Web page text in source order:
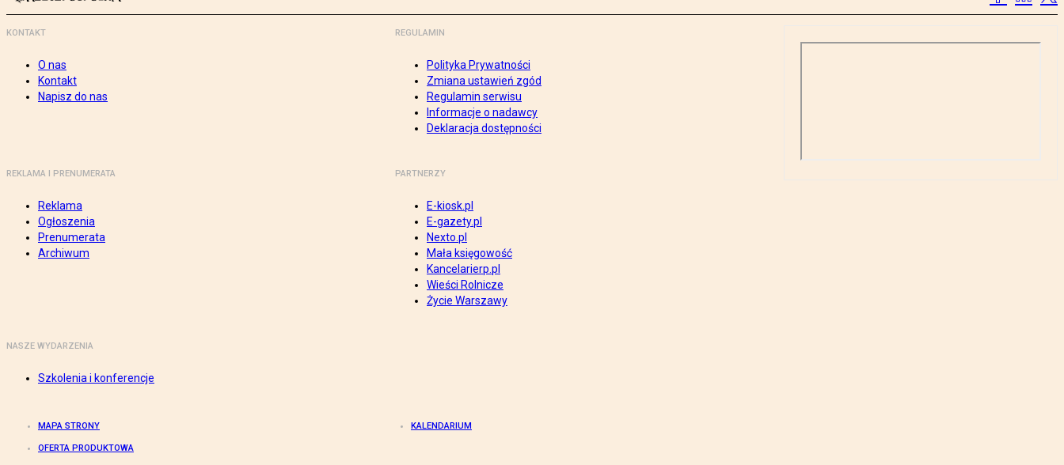
KONTAKT
O nas
Kontakt
Napisz do nas
REGULAMIN
Polityka Prywatności
Zmiana ustawień zgód
Regulamin serwisu
Informacje o nadawcy
Deklaracja dostępności
REKLAMA I PRENUMERATA
Reklama
Ogłoszenia
Prenumerata
Archiwum
PARTNERZY
E-kiosk.pl
E-gazety.pl
Nexto.pl
Mała księgowość
Kancelarierp.pl
Wieści Rolnicze
Życie Warszawy
NASZE WYDARZENIA
Szkolenia i konferencje
MAPA STRONY KALENDARIUM
OFERTA PRODUKTOWA